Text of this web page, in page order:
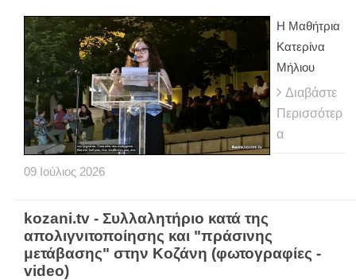
H Μαθήτρια
Κατερίνα
Μήλιου
Διαβάστε
Περισσότερ
α
09 Ιούλιος 2026
kozani.tv - Συλλαλητήριο κατά της
απολιγνιτοποίησης και "πράσινης
μετάβασης" στην Κοζάνη (φωτογραφίες -
video)